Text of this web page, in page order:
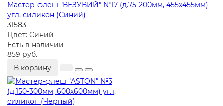
Мастер-флеш "ВЕЗУВИЙ" №17 (д.75-200мм, 455х455мм)
угл, силикон (Синий)
31583
Цвет: Синий
Есть в наличии
859 руб.
В корзину